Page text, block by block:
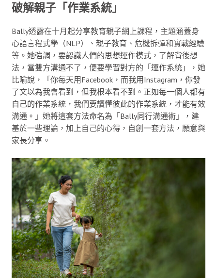
破解親子「作業系統」
Bally透露在十月起分享教育親子網上課程，主題涵蓋身
心語言程式學（NLP）、親子教育、危機拆彈和實戰經驗
等。她強調，要認識人們的思想運作模式，了解背後想
法，當雙方溝通不了，便要學習對方的「運作系統」，她
比喻說，「你每天用Facebook，而我用Instagram，你發
了文以為我會看到，但我根本看不到。正如每一個人都有
自己的作業系統，我們要讀懂彼此的作業系統，才能有效
溝通。」她將這套方法命名為「Bally同行溝通術」，建
基於一些理論，加上自己的心得，自創一套方法，願意與
家長分享。